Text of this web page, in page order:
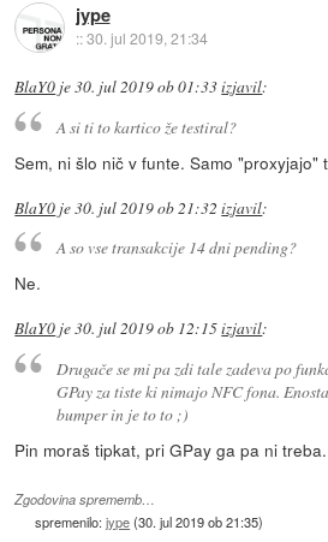
jype
::30. jul 2019, 21:34
BlaY0 je30. jul 2019 ob 01:33izjavil:
A si ti to kartico že testiral?
Sem, ni šlo nič v funte. Samo "proxyjajo"
BlaY0 je30. jul 2019 ob 21:32 izjavil:
A so vse transakcije 14 dni pending?
Ne.
BlaY0 je30. jul 2019 ob 12:15izjavil:
Drugače se mi pa zdi tale zadeva po
GPay za tiste ki nimajo NFC fona.
bumper in je to to ;)
Pin moraš tipkat, pri GPay ga pa ni treba.
Zgodovina sprememb…
spremenilo:jype(30. jul 2019 ob 21:35)